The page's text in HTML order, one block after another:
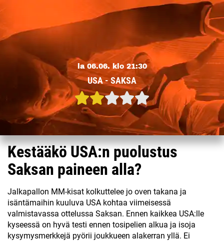
la 06.06. klo 21:30
USA - SAKSA
Kestääkö USA:n puolustus
Saksan paineen alla?
Jalkapallon MM-kisat kolkuttelee jo oven takana ja
isäntämaihin kuuluva USA kohtaa viimeisessä
valmistavassa ottelussa Saksan. Ennen kaikkea USA:lle
kyseessä on hyvä testi ennen tosipelien alkua ja isoja
kysymysmerkkejä pyörii joukkueen alakerran yllä. Ei